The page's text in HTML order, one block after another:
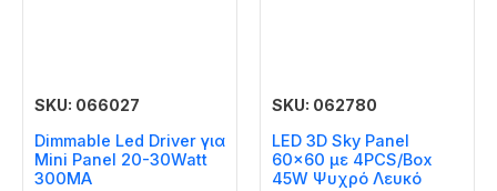
SKU: 066027
Dimmable Led Driver για
Mini Panel 20-30Watt
300MA
SKU: 062780
LED 3D Sky Panel
60×60 με 4PCS/Box
45W Ψυχρό Λευκό